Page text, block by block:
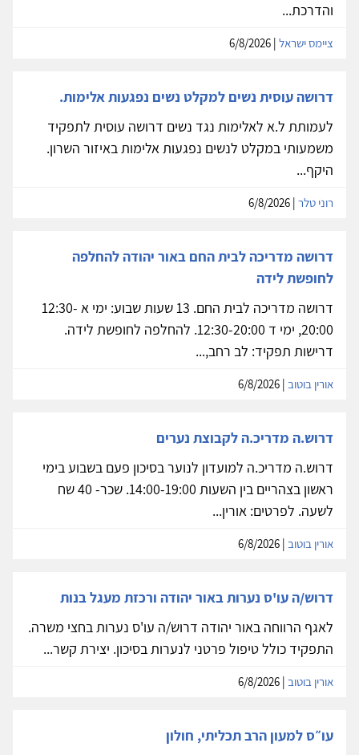
והדרכת...
ציימס ישראל
דרושה עוסית נשים למקלט נשים נפגעות אלימות.
לעמותת ל.א לאלימות נגד נשים דרושה עוסית לתפקיד
משמעותי במקלט לנשים נפגעות אלימות באיזור השרון.
היקף...
רוני טלר
דרושה מדריכה לבית החם באור יהודה להחלפה
לחופשת לידה
דרושה מדריכה לבית החם. 13 שעות שבוע: ימי א 12:30-
20:00, ימי ד 12:30-20:00. להחלפה לחופשת לידה.
דרישות תפקיד: לב רחב,...
אורין בוטוב
דרוש.ה מדריכ.ה לקבוצת נערים
דרוש.ה מדריכ.ה למועדון לנוער בסיכון פעם בשבוע בימי
ראשון בצהריים בין השעות 14:00-19:00. שכר- 40 שח
לשעה. לפרטים: אורין...
אורין בוטוב
דרוש/ה עו'ס נערות באור יהודה ורכזת מעגל בנות
לאגף הרווחה באור יהודה דרוש/ה עו'ס נערות בחצי משרה.
התפקיד כולל טיפול פרטני לנערות בסיכון. יצירת קשר...
אורין בוטוב
עו״ס למעון הרב תכליתי, חולון